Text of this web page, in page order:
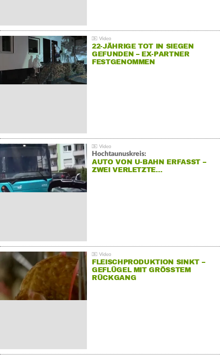
22-JÄHRIGE TOT IN SIEGEN
GEFUNDEN – EX-PARTNER
FESTGENOMMEN
Hochtaunuskreis:
AUTO VON U-BAHN ERFASST –
ZWEI VERLETZTE…
FLEISCHPRODUKTION SINKT –
GEFLÜGEL MIT GRÖSSTEM R
ÜCKGANG